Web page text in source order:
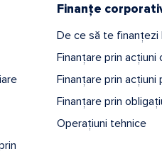
Finanțe
De ce să te finanțezi
Finanțare prin acțiuni
Finanțare prin
Finanțare prin
Operațiuni tehnice